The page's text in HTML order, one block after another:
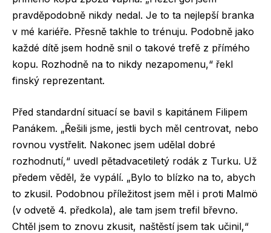
pravděpodobně nikdy nedal. Je to ta nejlepší branka
v mé kariéře. Přesně takhle to trénuju. Podobně jako
každé dítě jsem hodně snil o takové trefě z přímého
kopu. Rozhodně na to nikdy nezapomenu,“ řekl
finský reprezentant.
Před standardní situací se bavil s kapitánem Filipem
Panákem. „Řešili jsme, jestli bych měl centrovat, nebo
rovnou vystřelit. Nakonec jsem udělal dobré
rozhodnutí,“ uvedl pětadvacetiletý rodák z Turku. Už
předem věděl, že vypálí. „Bylo to blízko na to, abych
to zkusil. Podobnou příležitost jsem měl i proti Malmö
(v odvetě 4. předkola), ale tam jsem trefil břevno.
Chtěl jsem to znovu zkusit, naštěstí jsem tak učinil,“